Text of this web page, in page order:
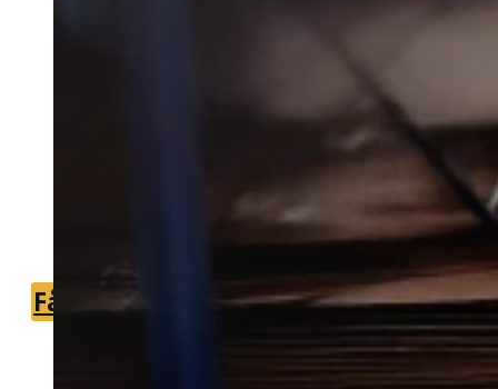
Har du brug for sølvfiskbekæmpelse i
Brejning, hjælper vi dig hurtigt videre
Beskriv din situation i formularen, så
bliver du kontaktet med et forslag til
Få et tilbud +45 51 90 85 46